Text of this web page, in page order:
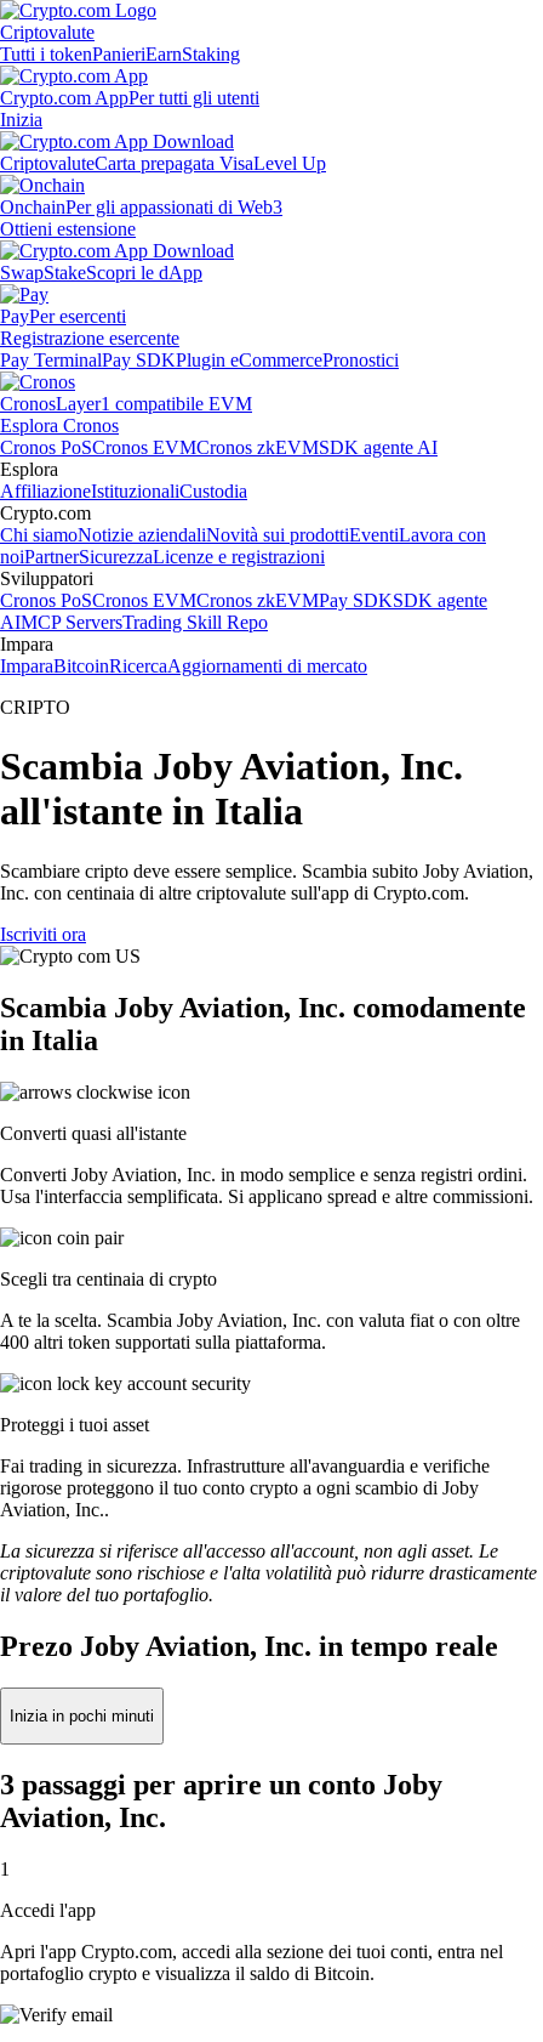
Criptovalute
Tutti i tokenPanieriEarnStaking
Crypto.com AppPer tutti gli utenti
Inizia
CriptovaluteCarta prepagata VisaLevel Up
OnchainPer gli appassionati di Web3
Ottieni estensione
SwapStakeScopri le dApp
PayPer esercenti
Registrazione esercente
Pay TerminalPay SDKPlugin eCommercePronostici
CronosLayer1 compatibile EVM
Esplora Cronos
Cronos PoSCronos EVMCronos zkEVMSDK agente AI
Esplora
AffiliazioneIstituzionaliCustodia
Crypto.com
Chi siamoNotizie aziendaliNovità sui prodottiEventiLavora con
noiPartnerSicurezzaLicenze e registrazioni
Sviluppatori
Cronos PoSCronos EVMCronos zkEVMPay SDKSDK agente
AIMCP ServersTrading Skill Repo
Impara
ImparaBitcoinRicercaAggiornamenti di mercato
CRIPTO
Scambia Joby Aviation, Inc.
all'istante in Italia
Scambiare cripto deve essere semplice. Scambia subito Joby Aviation,
Inc. con centinaia di altre criptovalute sull'app di Crypto.com.
Iscriviti ora
Scambia Joby Aviation, Inc. comodamente
in Italia
Converti quasi all'istante
Converti Joby Aviation, Inc. in modo semplice e senza registri ordini.
Usa l'interfaccia semplificata. Si applicano spread e altre commissioni.
Scegli tra centinaia di crypto
A te la scelta. Scambia Joby Aviation, Inc. con valuta fiat o con oltre
400 altri token supportati sulla piattaforma.
Proteggi i tuoi asset
Fai trading in sicurezza. Infrastrutture all'avanguardia e verifiche
rigorose proteggono il tuo conto crypto a ogni scambio di Joby
Aviation, Inc..
La sicurezza si riferisce all'accesso all'account, non agli asset. Le
criptovalute sono rischiose e l'alta volatilità può ridurre drasticamente
il valore del tuo portafoglio.
Prezo Joby Aviation, Inc. in tempo reale
Inizia in pochi minuti
3 passaggi per aprire un conto Joby
Aviation, Inc.
1
Accedi l'app
Apri l'app Crypto.com, accedi alla sezione dei tuoi conti, entra nel
portafoglio crypto e visualizza il saldo di Bitcoin.